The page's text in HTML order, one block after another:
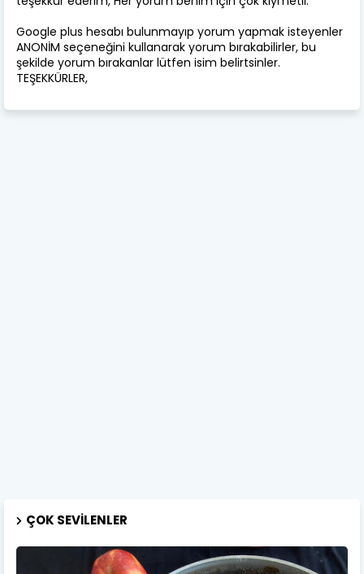
Google plus hesabı bulunmayıp yorum yapmak isteyenler
ANONİM seçeneğini kullanarak yorum bırakabilirler, bu
şekilde yorum bırakanlar lütfen isim belirtsinler.
TEŞEKKÜRLER,
ÇOK SEVILENLER